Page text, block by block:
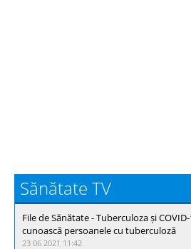
Sănătate TV
File de Sănătate - Тuberculoza și
cunoască persoanele cu tuberculoză
23 06 2021 11:42